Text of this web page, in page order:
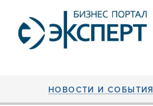
НОВОСТИ И СОБЫТИЯ